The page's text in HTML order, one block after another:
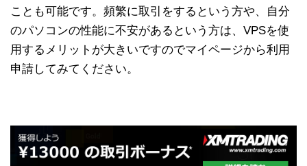
ことも可能です。頻繁に取引をするという方や、自分
のパソコンの性能に不安があるという方は、VPSを使
用するメリットが大きいですのでマイページから利用
申請してみてください。